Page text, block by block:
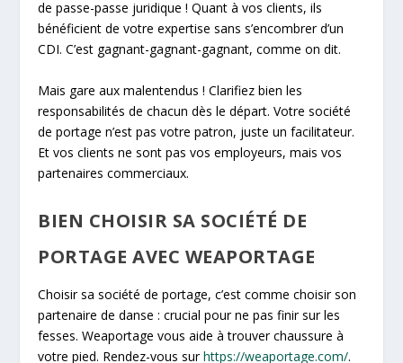
de passe-passe juridique ! Quant à vos clients, ils
bénéficient de votre expertise sans s’encombrer d’un
CDI. C’est gagnant-gagnant-gagnant, comme on dit.
Mais gare aux malentendus ! Clarifiez bien les
responsabilités de chacun dès le départ. Votre société
de portage n’est pas votre patron, juste un facilitateur.
Et vos clients ne sont pas vos employeurs, mais vos
partenaires commerciaux.
BIEN CHOISIR SA SOCIÉTÉ DE
PORTAGE AVEC WEAPORTAGE
Choisir sa société de portage, c’est comme choisir son
partenaire de danse : crucial pour ne pas finir sur les
fesses. Weaportage vous aide à trouver chaussure à
votre pied. Rendez-vous surhttps://weaportage.com/.